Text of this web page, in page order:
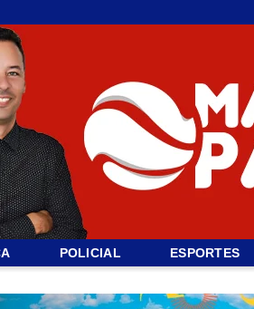
POLICIAL ESPORTES